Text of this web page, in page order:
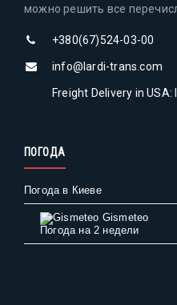
можно решить все
+380(67)524-03-00
info@lardi-trans.com
Freight Delivery in USA:
ПОГОДА
Погода в Киеве
Gismeteo
Погода на 2 недели